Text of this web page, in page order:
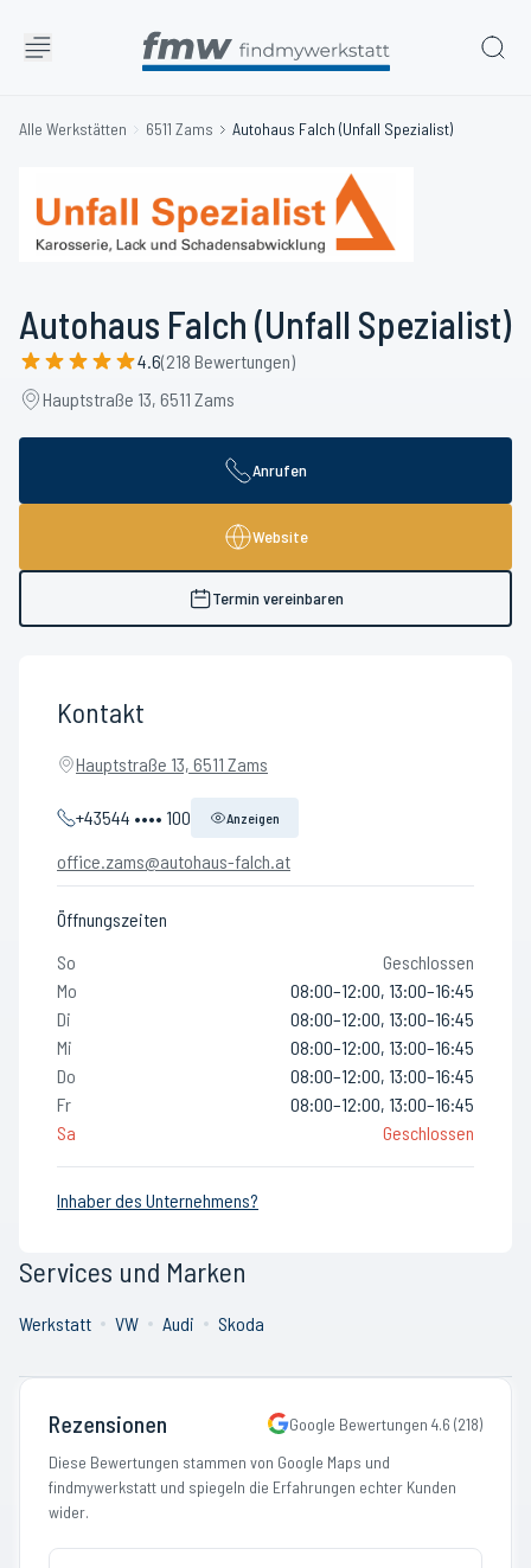
Alle Werkstätten 6511 Zams Autohaus Falch (Unfall Spezialist)
Autohaus Falch (Unfall Spezialist)
4.6(218 Bewertungen)
Hauptstraße 13, 6511 Zams
Anrufen
Website
Termin vereinbaren
Kontakt
Hauptstraße 13, 6511 Zams
+43544 •••• 100 Anzeigen
office.zams@autohaus-falch.at
Öffnungszeiten
So
Geschlossen
Mo
08:00–12:00, 13:00–16:45
Di
08:00–12:00, 13:00–16:45
Mi
08:00–12:00, 13:00–16:45
Do
08:00–12:00, 13:00–16:45
Fr
08:00–12:00, 13:00–16:45
Sa
Geschlossen
Inhaber des Unternehmens?
Services und Marken
Werkstatt VW Audi Skoda
Rezensionen Google Bewertungen 4.6 (218)
Diese Bewertungen stammen von Google Maps und
findmywerkstatt und spiegeln die Erfahrungen echter Kunden
wider.